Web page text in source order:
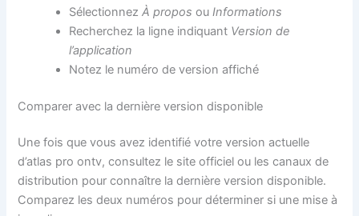
SélectionnezÀ propos ouInformations
Recherchez la ligne indiquant Version de
l’application
Notez le numéro de version affiché
Comparer avec la dernière version disponible
Une fois que vous avez identifié votre version actuelle
d’atlas pro ontv, consultez le site officiel ou les canaux de
distribution pour connaître la dernière version disponible.
Comparez les deux numéros pour déterminer si une mise à